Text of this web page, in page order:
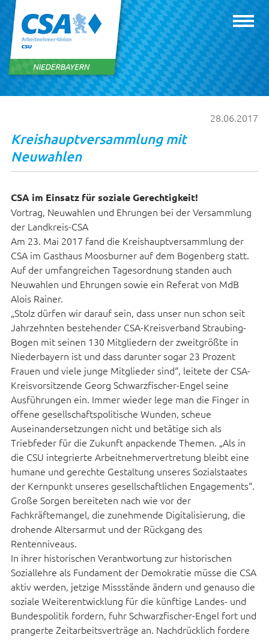
28.06.2017
Kreishauptversammlung mit
Neuwahlen
CSA im Einsatz für soziale Gerechtigkeit!
Vortrag, Neuwahlen und Ehrungen bei der Versammlung
der Landkreis-CSA
Am 23. Mai 2017 fand die Kreishauptversammlung der
CSA im Gasthaus Moosburner auf dem Bogenberg statt.
Auf der umfangreichen Tagesordnung standen auch
Neuwahlen und Ehrungen sowie ein Referat von MdB
Alois Rainer.
„Stolz dürfen wir darauf sein, dass unser nun schon seit
Jahrzehnten bestehender CSA-Kreisverband Straubing-
Bogen mit seinen 130 Mitgliedern der zweitgrößte in
Niederbayern ist und dass darunter sogar 23 Prozent
Frauen und viele junge Mitglieder sind“, leitete der CSA-
Kreisvorsitzende Georg Schwarzfischer-Engel seine
Ausführungen ein. Immer wieder lege man die Finger in
offene gesellschaftspolitische Wunden, scheue
Auseinandersetzungen nicht und betätige sich als
Triebfeder für die Zukunft anpackende Themen. „Als in
die CSU integrierte Arbeitnehmervertretung bleibt eine
humane und gerechte Gestaltung unseres Sozialstaates
der Kernpunkt unseres gesellschaftlichen Engagements“.
Große Sorgen bereiteten nach wie vor der
Fachkräftemangel, die zunehmende Digitalisierung, die
drohende Altersarmut und der Rückgang des
Rentenniveaus.
In ihrer historischen Verantwortung zur historischen
Soziallehre als Fundament der Demokratie müsse die CSA
aktiv werden, jetzige Missstände ändern und genauso die
soziale Weiterentwicklung für die künftige Landes- und
Bundespolitik fordern, fuhr Schwarzfischer-Engel fort und
prangerte Zeitarbeitsverträge an. Nachdrücklich fordere